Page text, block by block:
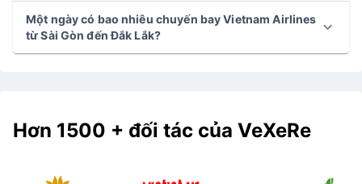
Một ngày có bao nhiêu chuyến bay Vietnam Airlines
từ Sài Gòn đến Đắk Lắk?
Hơn 1500 + đối tác của VeXeRe